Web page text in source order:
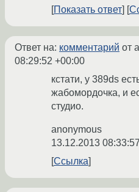
Показать ответ
Ответ на: комментарий от
08:29:52 +00:00
кстати, у 389ds
жабомордочка, и
студио.
anonymous
13.12.2013
Ссылка